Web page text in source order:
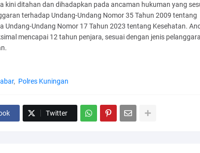
kini ditahan dan dihadapkan pada ancaman hukuman yang
terhadap Undang-Undang Nomor 35 Tahun 2009 tentang
Undang-Undang Nomor 17 Tahun 2023 tentang Kesehatan.
mencapai 12 tahun penjara, sesuai dengan jenis
Polres Kuningan
Twitter